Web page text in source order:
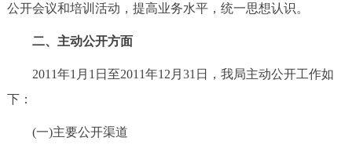
绿色北京 图说北京 视频北京
多语种
公开会议和培训活动，提高业务水平，统一思想认识。
二、主动公开方面
2011年1月1日至2011年12月31日，我局主动公开工作如
下：
(一)主要公开渠道